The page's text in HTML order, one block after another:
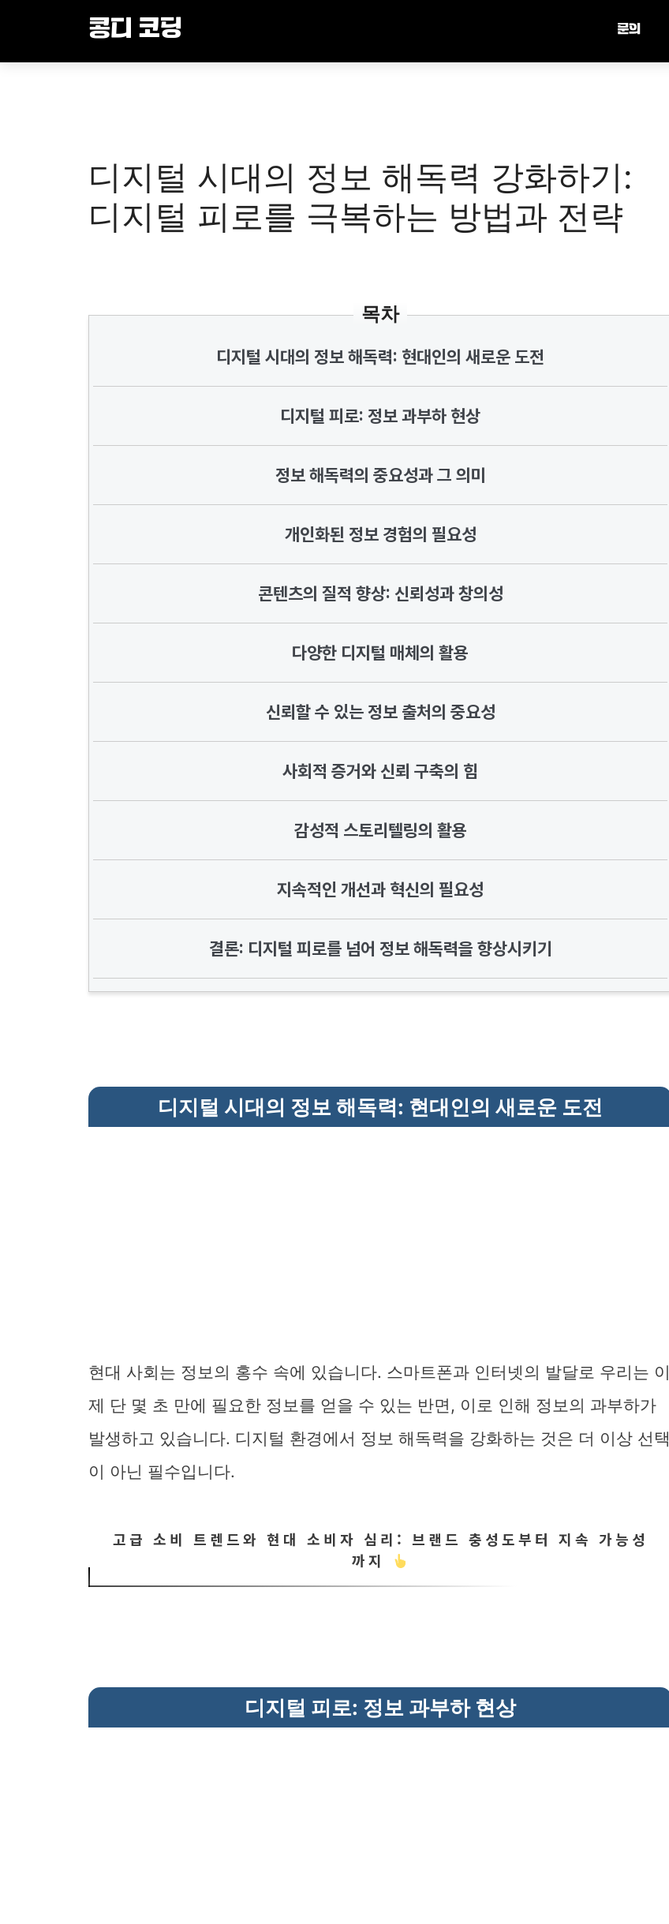
콩디 코딩 문의
디지털 시대의 정보 해독력 강화하기:
디지털 피로를 극복하는 방법과 전략
목차
디지털 시대의 정보 해독력: 현대인의 새로운 도전
디지털 피로: 정보 과부하 현상
정보 해독력의 중요성과 그 의미
개인화된 정보 경험의 필요성
콘텐츠의 질적 향상: 신뢰성과 창의성
다양한 디지털 매체의 활용
신뢰할 수 있는 정보 출처의 중요성
사회적 증거와 신뢰 구축의 힘
감성적 스토리텔링의 활용
지속적인 개선과 혁신의 필요성
결론: 디지털 피로를 넘어 정보 해독력을 향상시키기
디지털 시대의 정보 해독력: 현대인의 새로운 도전
현대 사회는 정보의 홍수 속에 있습니다. 스마트폰과 인터넷의 발달로 우리는 이
제 단 몇 초 만에 필요한 정보를 얻을 수 있는 반면, 이로 인해 정보의 과부하가
발생하고 있습니다. 디지털 환경에서 정보 해독력을 강화하는 것은 더 이상 선택
이 아닌 필수입니다.
고급 소비 트렌드와 현대 소비자 심리: 브랜드 충성도부터 지속 가능성
까지
디지털 피로: 정보 과부하 현상